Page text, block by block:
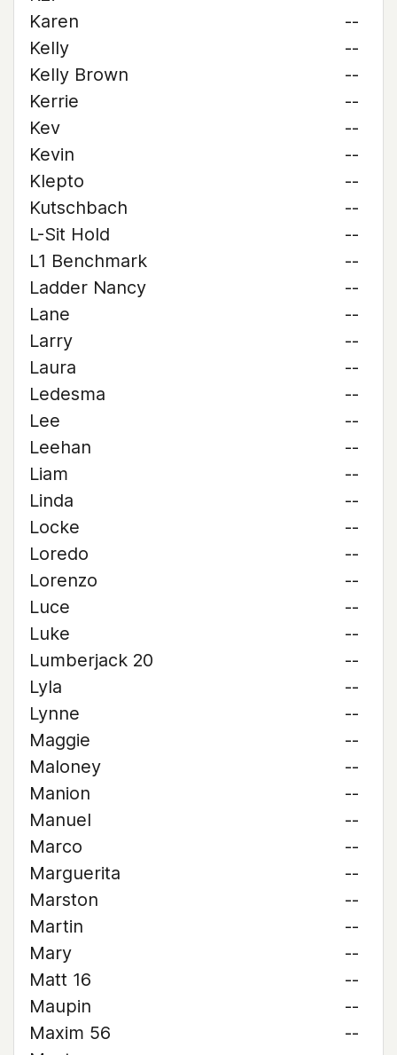
Karen
--
Kelly
--
Kelly Brown
--
Kerrie
--
Kev
--
Kevin
--
Klepto
--
Kutschbach
--
L-Sit Hold
--
L1 Benchmark
--
Ladder Nancy
--
Lane
--
Larry
--
Laura
--
Ledesma
--
Lee
--
Leehan
--
Liam
--
Linda
--
Locke
--
Loredo
--
Lorenzo
--
Luce
--
Luke
--
Lumberjack 20
--
Lyla
--
Lynne
--
Maggie
--
Maloney
--
Manion
--
Manuel
--
Marco
--
Marguerita
--
Marston
--
Martin
--
Mary
--
Matt 16
--
Maupin
--
Maxim 56
--